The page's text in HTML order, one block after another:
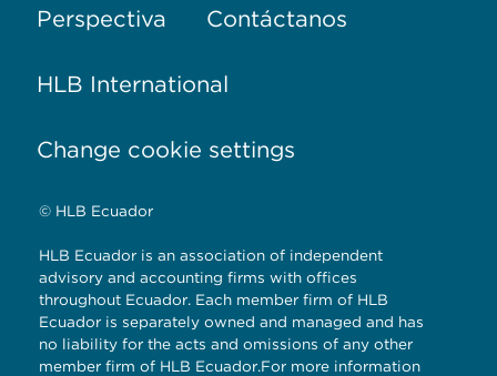
Perspectiva Contáctanos
HLB International
Change cookie settings
© HLB Ecuador
HLB Ecuador is an association of independent
advisory and accounting firms with offices
throughout Ecuador. Each member firm of HLB
Ecuador is separately owned and managed and has
no liability for the acts and omissions of any other
member firm of HLB Ecuador.For more information